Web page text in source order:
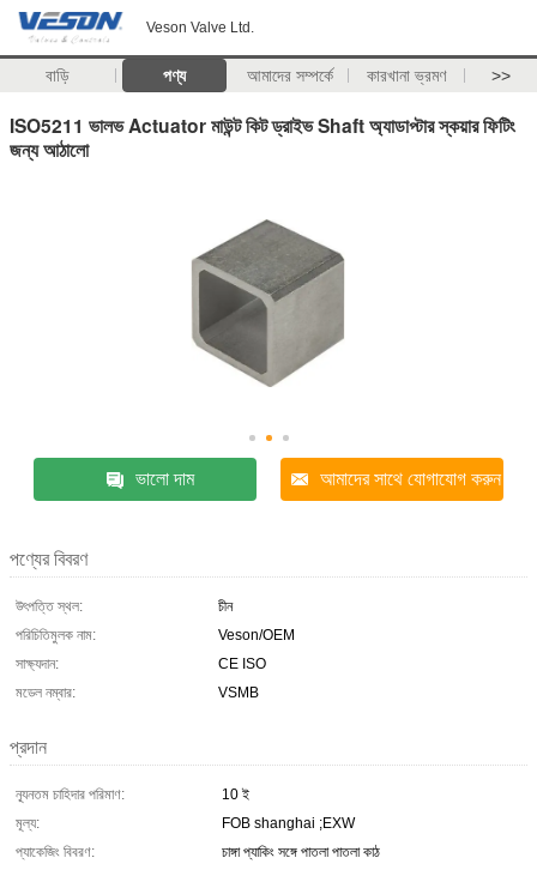
Veson Valve Ltd.
বাড়ি পণ্য আমাদের সম্পর্কে কারখানা ভ্রমণ >>
ISO5211 ভালভ Actuator মাউন্ট কিট ড্রাইভ Shaft অ্যাডাপ্টার স্কয়ার ফিটিং
জন্য আঠালো
ভালো দাম আমাদের সাথে যোগাযোগ করুন
পণ্যের বিবরণ
উৎপত্তি স্থল:
চীন
পরিচিতিমুলক নাম:
Veson/OEM
সাক্ষ্যদান:
CE ISO
মডেল নম্বার:
VSMB
প্রদান
ন্যূনতম চাহিদার পরিমাণ:
10 ই
মূল্য:
FOB shanghai ;EXW
প্যাকেজিং বিবরণ:
চাঙ্গা প্যাকিং সঙ্গে পাতলা পাতলা কাঠ